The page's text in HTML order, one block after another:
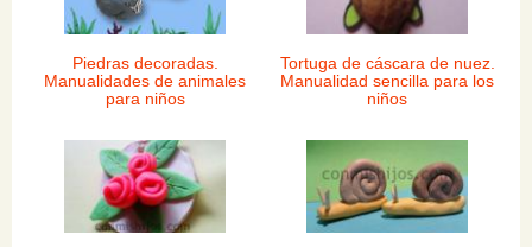
Piedras decoradas.
Manualidades de animales
para niños
Tortuga de cáscara de nuez.
Manualidad sencilla para los
niños